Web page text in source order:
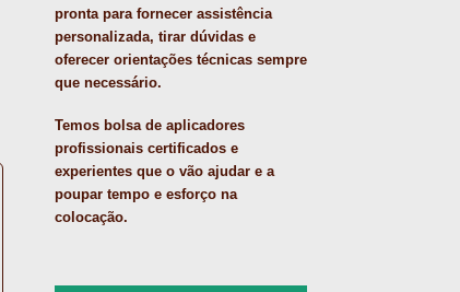
pronta para fornecer assistência
personalizada, tirar dúvidas e
oferecer orientações técnicas sempre
que necessário.
Temos bolsa de aplicadores
profissionais certificados e
experientes que o vão ajudar e a
poupar tempo e esforço na
colocação.